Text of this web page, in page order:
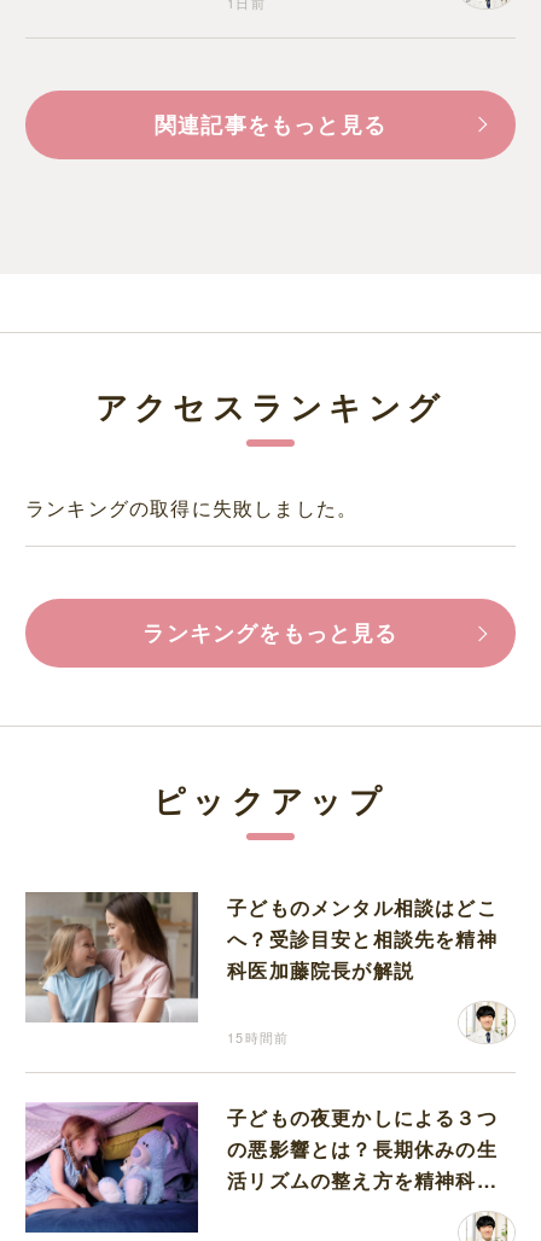
関連記事をもっと見る
アクセスランキング
ランキングの取得に失敗しました。
ランキングをもっと見る
ピックアップ
子どものメンタル相談はどこ
へ？受診目安と相談先を精神
科医加藤院長が解説
15時間前
子どもの夜更かしによる３つ
の悪影響とは？長期休みの生
活リズムの整え方を精神科医